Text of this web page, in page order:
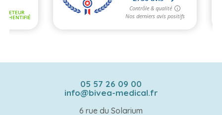
05 57 26 09 00
info@bivea-medical.fr
6 rue du Solarium